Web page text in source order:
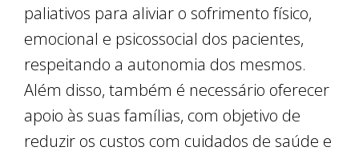
paliativos para aliviar o sofrimento físico,
emocional e psicossocial dos pacientes,
respeitando a autonomia dos mesmos.
Além disso, também é necessário oferecer
apoio às suas famílias, com objetivo de
reduzir os custos com cuidados de saúde e